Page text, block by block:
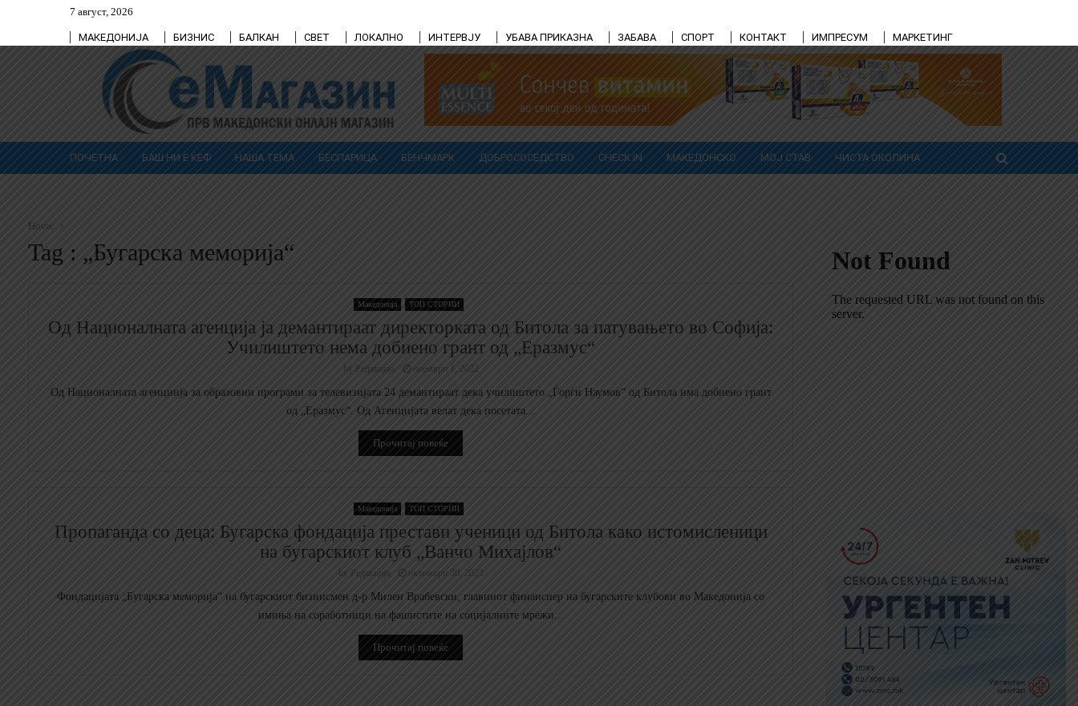
7 август, 2026
МАКЕДОНИЈА БИЗНИС БАЛКАН СВЕТ ЛОКАЛНО ИНТЕРВЈУ УБАВА ПРИКАЗНА ЗАБАВА СПОРТ КОНТАКТ ИМПРЕСУМ МАРКЕТИНГ
ПОЧЕТНА БАШ НИ Е ЌЕФ НАША ТЕМА БЕСПАРИЦА БЕНЧМАРК ДОБРОСОСЕДСТВО CHECK IN МАКЕДОНСКО МОЈ СТАВ ЧИСТА ОКОЛИНА
Home
Tag : „Бугарска меморија“
Македонија ТОП СТОРИИ
Од Националната агенција ја демантираат директорката од Битола за патувањето во Софија:
Училиштето нема добиено грант од „Еразмус“
by Редакција ноември 1, 2022
Од Националната агенциија за образовни програми за телевизијата 24 демантираат дека училиштето „Ѓорѓи Наумов“ од Битола има добиено грант
од „Еразмус“. Од Агенцијата велат дека посетата...
Прочитај повеќе
Македонија ТОП СТОРИИ
Пропаганда со деца: Бугарска фондација престави ученици од Битола како истомисленици
на бугарскиот клуб „Ванчо Михајлов“
by Редакција октомври 30, 2022
Фондацијата „Бугарска меморија“ на бугарскиот бизнисмен д-р Милен Врабевски, главниот финансиер на бугарските клубови во Македонија со
имиња на соработници на фашистите на социјалните мрежи...
Прочитај повеќе